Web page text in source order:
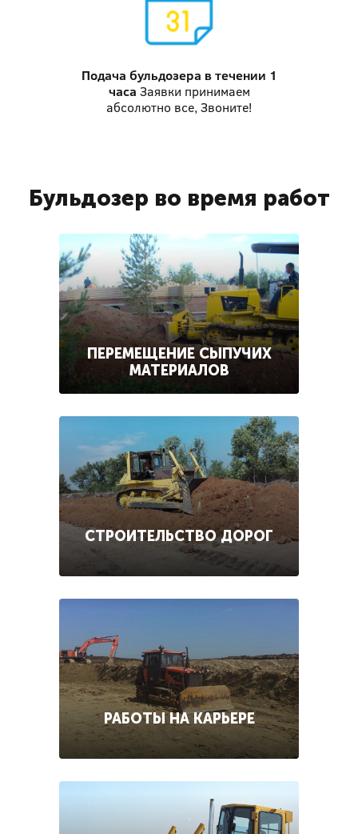
Подача бульдозера в течении 1
часа Заявки принимаем
абсолютно все, Звоните!
Бульдозер во время работ
ПЕРЕМЕЩЕНИЕ СЫПУЧИХ
МАТЕРИАЛОВ
СТРОИТЕЛЬСТВО ДОРОГ
РАБОТЫ НА КАРЬЕРЕ